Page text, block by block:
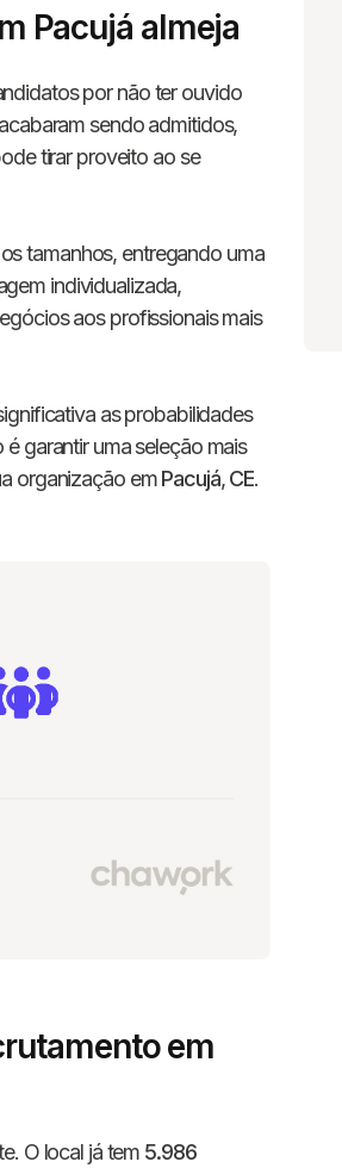
Pacujá almeja
por não ter ouvido
sendo admitidos,
tirar proveito ao se
tamanhos, entregando uma
individualizada,
aos profissionais mais
as probabilidades
garantir uma seleção mais
organização emPacujá,CE.
em
O local já tem 5.986
seus dados
mail
+55 Digite seu telefone